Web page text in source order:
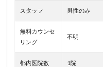
スタッフ 男性のみ
無料カウンセ
リング
不明
都内医院数 1院